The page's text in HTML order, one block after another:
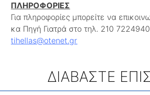
ΠΛΗΡΟΦΟΡΙΕΣ
Για πληροφορίες μπορείτε να
κα Πηγή Γιατρά στο τηλ. 210
tihellas@otenet.gr
ΔΙΑΒΑΣΤΕ